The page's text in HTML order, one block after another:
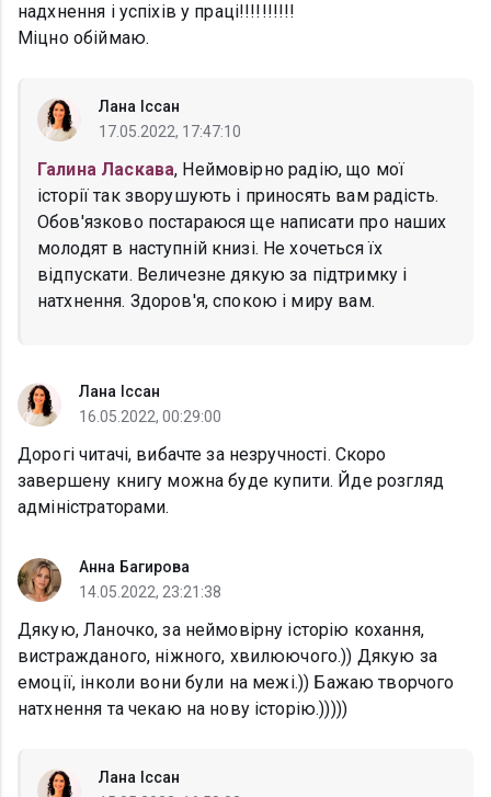
надхнення і успіхів у праці!!!!!!!!!!
Міцно обіймаю.
Лана Іссан
17.05.2022, 17:47:10
Галина Ласкава, Неймовірно радію, що мої
історії так зворушують і приносять вам радість.
Обов'язково постараюся ще написати про наших
молодят в наступній книзі. Не хочеться їх
відпускати. Величезне дякую за підтримку і
натхнення. Здоров'я, спокою і миру вам.
Лана Іссан
16.05.2022, 00:29:00
Дорогі читачі, вибачте за незручності. Скоро
завершену книгу можна буде купити. Йде розгляд
адміністраторами.
Анна Багирова
14.05.2022, 23:21:38
Дякую, Ланочко, за неймовірну історію кохання,
вистражданого, ніжного, хвилюючого.)) Дякую за
емоції, інколи вони були на межі.)) Бажаю творчого
натхнення та чекаю на нову історію.)))))
Лана Іссан